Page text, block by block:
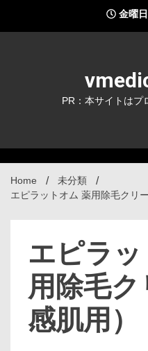
content
金曜
PR：本サイトはプ
Home
未分類
エピラットオム 薬用除毛クリ
エピラ
用除毛
感肌用）